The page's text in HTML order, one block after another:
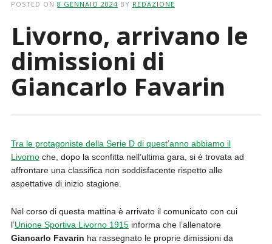
POSTED ON 8 GENNAIO 2024 BY REDAZIONE
Livorno, arrivano le
dimissioni di
Giancarlo Favarin
Tra le protagoniste della Serie D di quest’anno abbiamo il
Livornoche, dopo la sconfitta nell’ultima gara, si è trovata ad
affrontare una classifica non soddisfacente rispetto alle
aspettative di inizio stagione.
Nel corso di questa mattina è arrivato il comunicato con cui
l’Unione Sportiva Livorno 1915informa che l’allenatore
Giancarlo Favarin ha rassegnato le proprie dimissioni da